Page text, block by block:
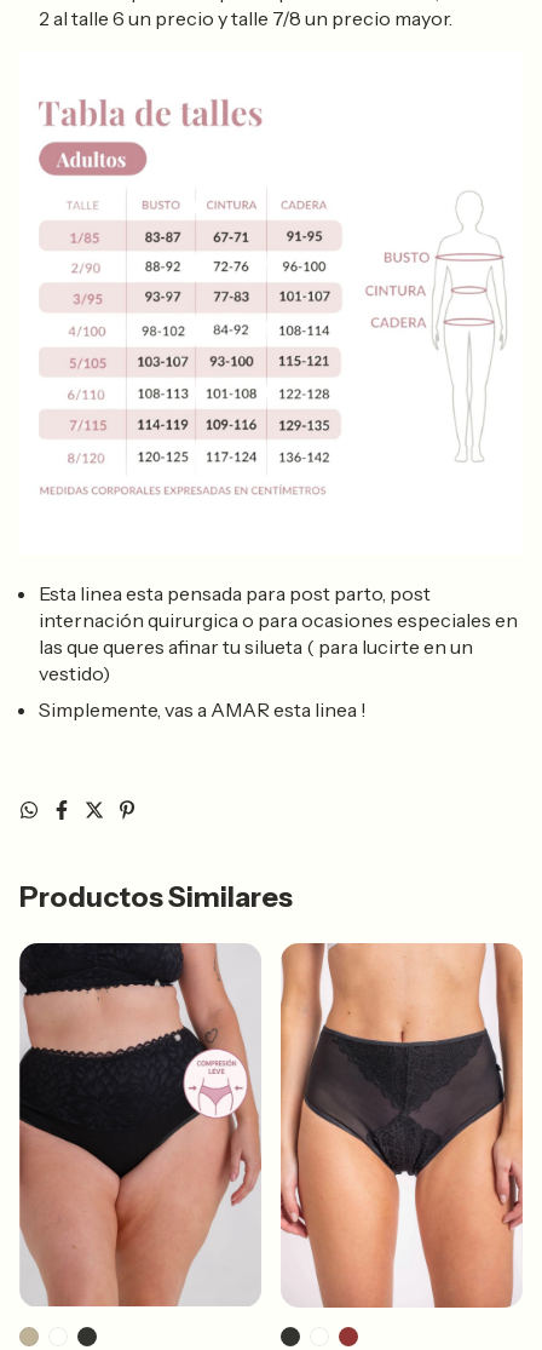
2 al talle 6 un precio y talle 7/8 un precio mayor.
Esta linea esta pensada para post parto, post
internación quirurgica o para ocasiones especiales en
las que queres afinar tu silueta ( para lucirte en un
vestido)
Simplemente, vas a AMAR esta linea !
Productos Similares